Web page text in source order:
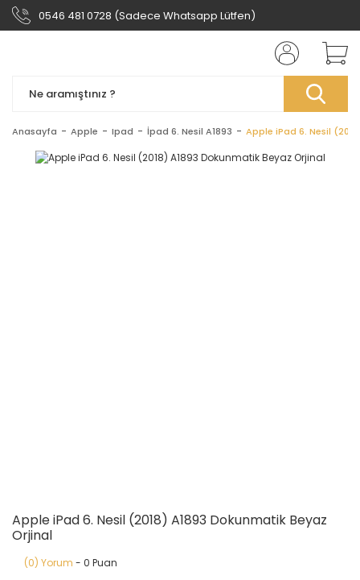
0546 481 0728 (Sadece Whatsapp Lütfen)
Anasayfa Apple Ipad İpad 6. Nesil A1893 Apple iPad 6. Nesil
Apple iPad 6. Nesil (2018) A1893 Dokunmatik Beyaz
Orjinal
(0) Yorum - 0 Puan